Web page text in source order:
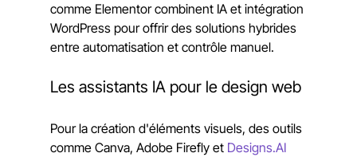
comme Elementor combinent IA et intégration
WordPress pour offrir des solutions hybrides
entre automatisation et contrôle manuel.
Les assistants IA pour le design web
Pour la création d'éléments visuels, des outils
comme Canva, Adobe Firefly et Designs.AI